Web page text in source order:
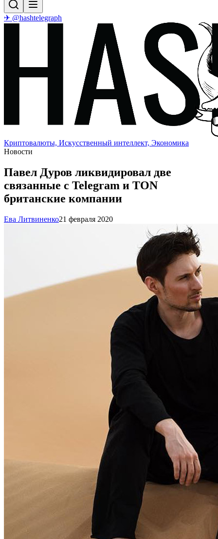
✈ @hashtelegraph
Криптовалюты, Искусственный интеллект, Экономика
Новости
Павел Дуров ликвидировал две
связанные с Telegram и TON
британские компании
Ева Литвиненко21 февраля 2020